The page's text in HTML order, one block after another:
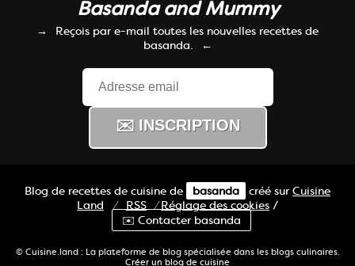
Basanda and Mummy
Reçois par e-mail toutes les nouvelles recettes de
basanda.
Blog de recettes de cuisine de basanda créé sur Cuisine
Land
⁄ RSS ⁄Réglage des cookies /
✉️ Contacter basanda
© Cuisine.land : La plateforme de blog spécialisée dans les blogs culinaires.
Créer un blog de cuisine